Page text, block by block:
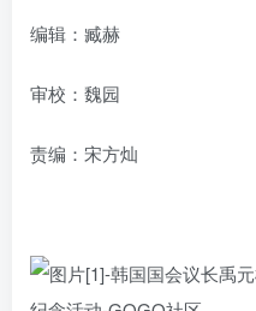
编辑：臧赫
审校：魏园
责编：宋方灿